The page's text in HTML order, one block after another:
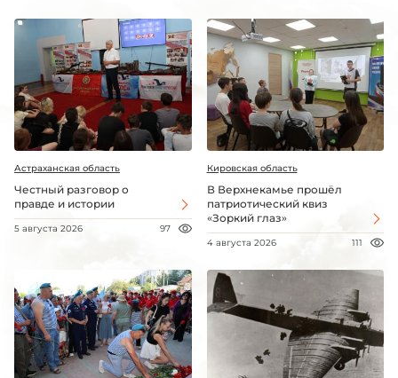
Астраханская область
Честный разговор о
правде и истории
5 августа 2026 97
Кировская область
В Верхнекамье прошёл
патриотический квиз
«Зоркий глаз»
4 августа 2026 111